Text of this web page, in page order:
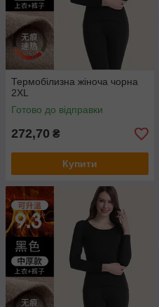
Термобілизна жіноча чорна
2XL
Готово до відправки
272,70 ₴
Купити